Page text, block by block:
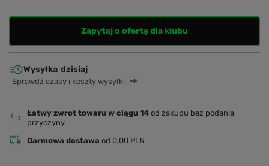
Zapytaj o ofertę dla klubu
Wysyłka dzisiaj
Sprawdź czasy i koszty wysyłki
Łatwy zwrot towaru w ciągu 14 od zakupu bez podania
przyczyny
Darmowa dostawa od 0,00 PLN